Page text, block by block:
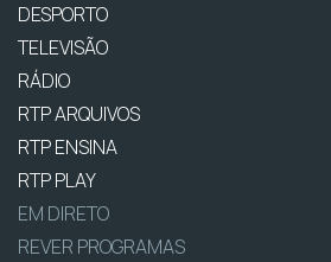
DESPORTO
TELEVISÃO
RÁDIO
RTP ARQUIVOS
RTP ENSINA
RTP PLAY
EM DIRETO
REVER PROGRAMAS